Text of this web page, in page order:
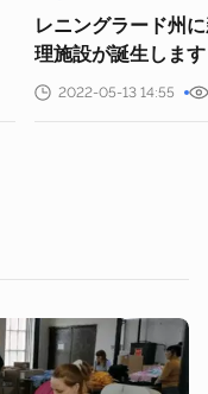
レニングラード州
理施設が誕生します
2022-05-13 14:55